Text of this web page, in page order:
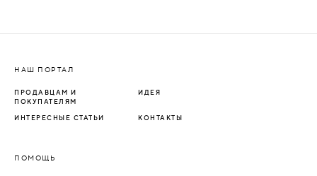
НАШ ПОРТАЛ
ПРОДАВЦАМ И
ПОКУПАТЕЛЯМ
ИДЕЯ
ИНТЕРЕСНЫЕ СТАТЬИ КОНТАКТЫ
ПОМОЩЬ